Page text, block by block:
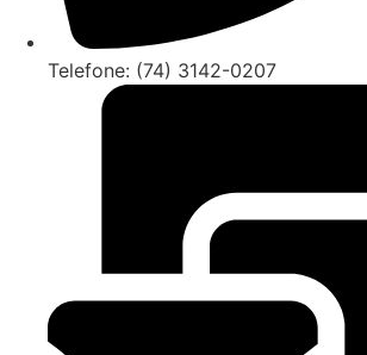
Telefone: (74) 3142-0207